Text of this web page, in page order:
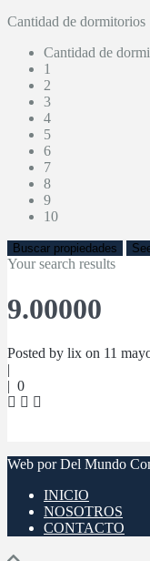
Cantidad de dormitorios
Cantidad de
1
2
3
4
5
6
7
8
9
10
Buscar propiedades
Your search results
9.00000
Posted by lix on 11
|
| 0
Web por Del Mundo
INICIO
NOSOTROS
CONTACTO